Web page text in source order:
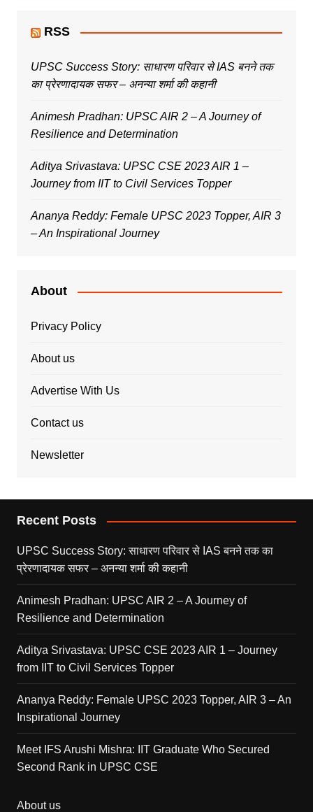
RSS
UPSC Success Story: साधारण परिवार से IAS बनने तक
का प्रेरणादायक सफर – अनन्या शर्मा की कहानी
Animesh Pradhan: UPSC AIR 2 – A Journey of
Resilience and Determination
Aditya Srivastava: UPSC CSE 2023 AIR 1 –
Journey from IIT to Civil Services Topper
Ananya Reddy: Female UPSC 2023 Topper, AIR 3
– An Inspirational Journey
About
Privacy Policy
About us
Advertise With Us
Contact us
Newsletter
Recent Posts
UPSC Success Story: साधारण परिवार से IAS बनने तक का
प्रेरणादायक सफर – अनन्या शर्मा की कहानी
Animesh Pradhan: UPSC AIR 2 – A Journey of
Resilience and Determination
Aditya Srivastava: UPSC CSE 2023 AIR 1 – Journey
from IIT to Civil Services Topper
Ananya Reddy: Female UPSC 2023 Topper, AIR 3 – An
Inspirational Journey
Meet IFS Arushi Mishra: IIT Graduate Who Secured
Second Rank in UPSC CSE
About us